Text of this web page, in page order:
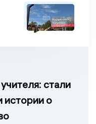
стали
истории о